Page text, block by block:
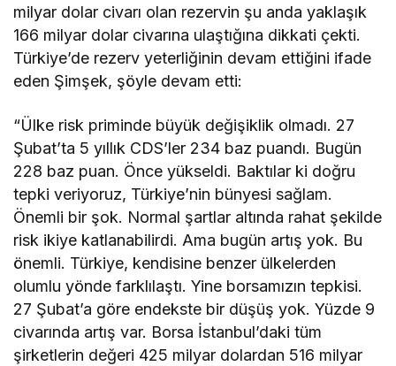
milyar dolar civarı olan rezervin şu anda yaklaşık
166 milyar dolar civarına ulaştığına dikkati çekti.
Türkiye’de rezerv yeterliğinin devam ettiğini ifade
eden Şimşek, şöyle devam etti:
“Ülke risk priminde büyük değişiklik olmadı. 27
Şubat’ta 5 yıllık CDS’ler 234 baz puandı. Bugün
228 baz puan. Önce yükseldi. Baktılar ki doğru
tepki veriyoruz, Türkiye’nin bünyesi sağlam.
Önemli bir şok. Normal şartlar altında rahat şekilde
risk ikiye katlanabilirdi. Ama bugün artış yok. Bu
önemli. Türkiye, kendisine benzer ülkelerden
olumlu yönde farklılaştı. Yine borsamızın tepkisi.
27 Şubat’a göre endekste bir düşüş yok. Yüzde 9
civarında artış var. Borsa İstanbul’daki tüm
şirketlerin değeri 425 milyar dolardan 516 milyar